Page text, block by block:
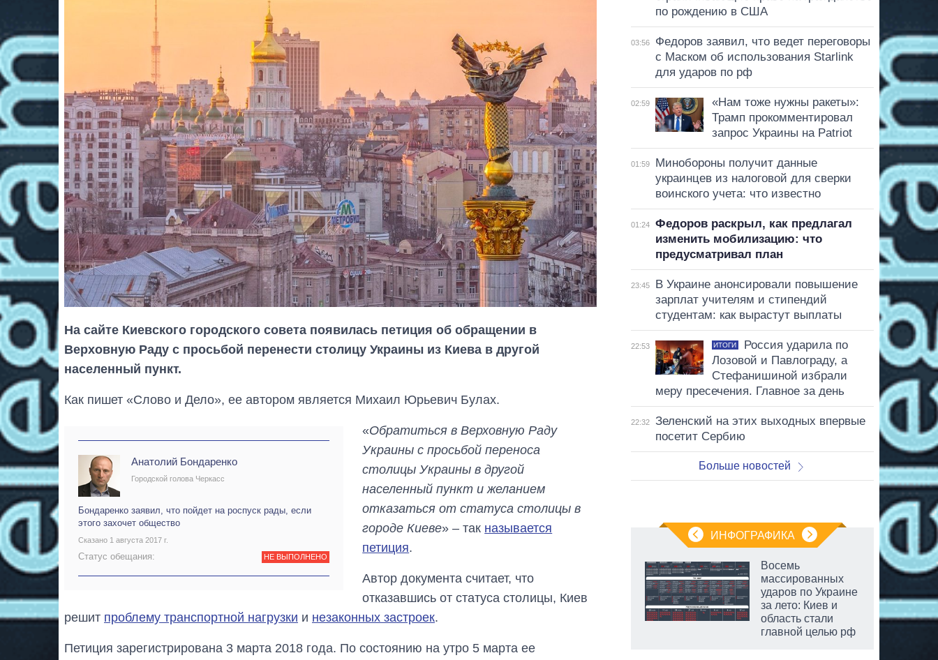
На сайте Киевского городского совета появилась петиция об обращении в
Верховную Раду с просьбой перенести столицу Украины из Киева в другой
населенный пункт.
Как пишет «Слово и Дело», ее автором является Михаил Юрьевич Булах.
Анатолий Бондаренко
Городской голова Черкасс
Бондаренко заявил, что пойдет на роспуск рады, если
этого захочет общество
Сказано 1 августа 2017 г.
Статус обещания: НЕ ВЫПОЛНЕНО
«Обратиться в Верховную Раду
Украины с просьбой переноса
столицы Украины в другой
населенный пункт и желанием
отказаться от статуса столицы в
городе Киеве» – так называется
петиция.
Автор документа считает, что
отказавшись от статуса столицы, Киев
решит проблему транспортной нагрузки и незаконных застроек.
Петиция зарегистрирована 3 марта 2018 года. По состоянию на утро 5 марта ее
по рождению в США
03:56
Федоров заявил, что ведет переговоры
с Маском об использования Starlink
для ударов по рф
02:59
«Нам тоже нужны ракеты»:
Трамп прокомментировал
запрос Украины на Patriot
01:59
Минобороны получит данные
украинцев из налоговой для сверки
воинского учета: что известно
01:24
Федоров раскрыл, как предлагал
изменить мобилизацию: что
предусматривал план
23:45
В Украине анонсировали повышение
зарплат учителям и стипендий
студентам: как вырастут выплаты
22:53 ИТОГИ
Россия ударила по
Лозовой и Павлограду, а
Стефанишиной избрали
меру пресечения. Главное за день
22:32
Зеленский на этих выходных впервые
посетит Сербию
Больше новостей
ИНФОГРАФИКА
гигантов: сколько
зарабатывают
Восемь
массированных
ударов по Украине
за лето: Киев и
область стали
главной целью рф